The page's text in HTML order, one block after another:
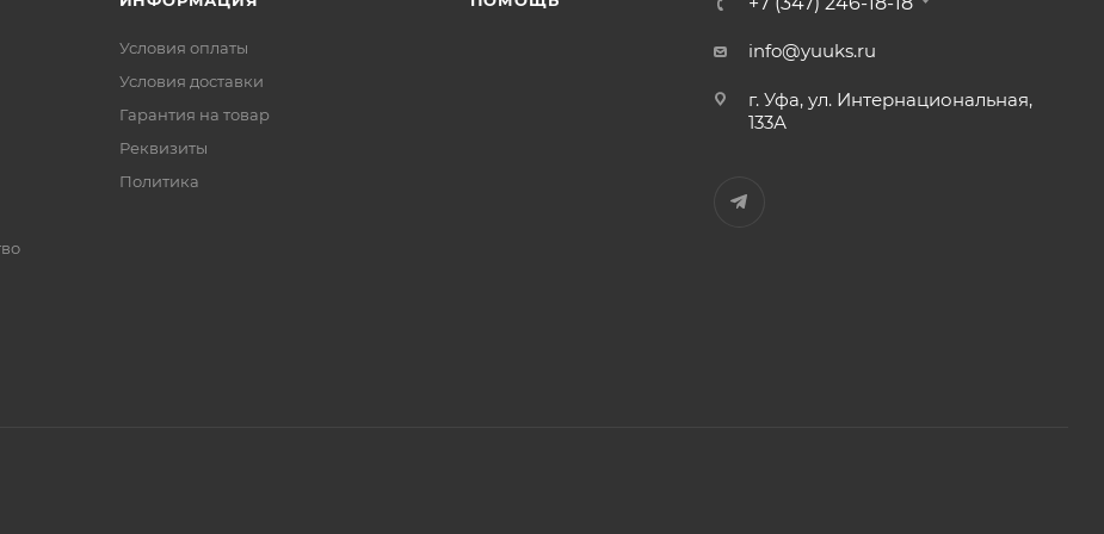
Условия оплаты
Условия доставки
Гарантия на товар
Реквизиты
Политика
info@yuuks.ru
г. Уфа, ул. Интернациональная,
133А